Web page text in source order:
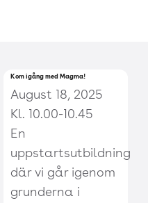
Kom igång med Magma!
August 18, 2025
Kl. 10.00-10.45
En
uppstartsutbildning
där vi går igenom
grunderna i